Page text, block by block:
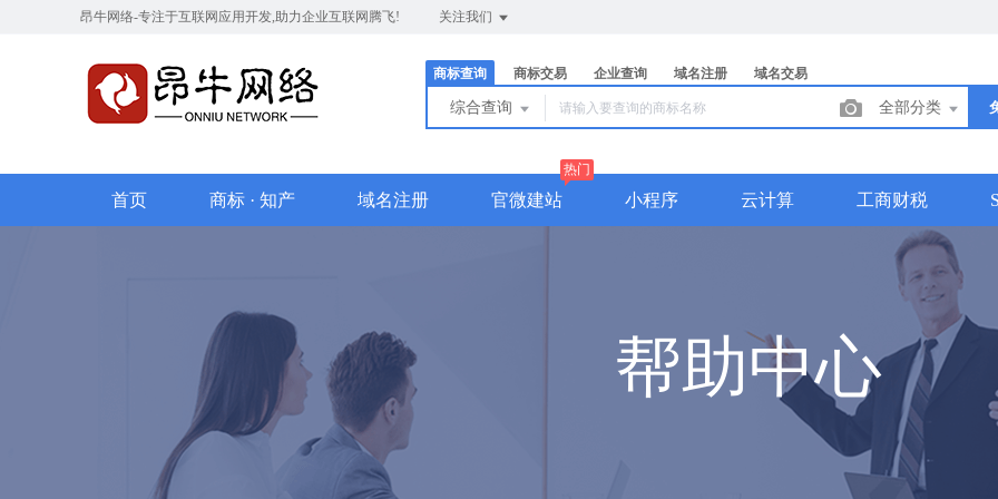
昂牛网络-专注于互联网应用开发,助力企业互联网腾飞! 关注我们
商标查询 商标交易 企业查询 域名注册 域名交易
综合查询 全部分类
首页 商标 · 知产 域名注册 官微建站
热门
小程序 云计算 工商财税
帮助中心